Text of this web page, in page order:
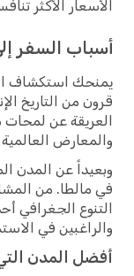
الأسعار الأكثر
أسباب السفر
يمنحك استكشاف
قرون من التاريخ
العريقة عن
والمعارض
وبعيداً عن المدن
في مالطا. من
التنوع الجغرافي
والراغبين في
أفضل المدن